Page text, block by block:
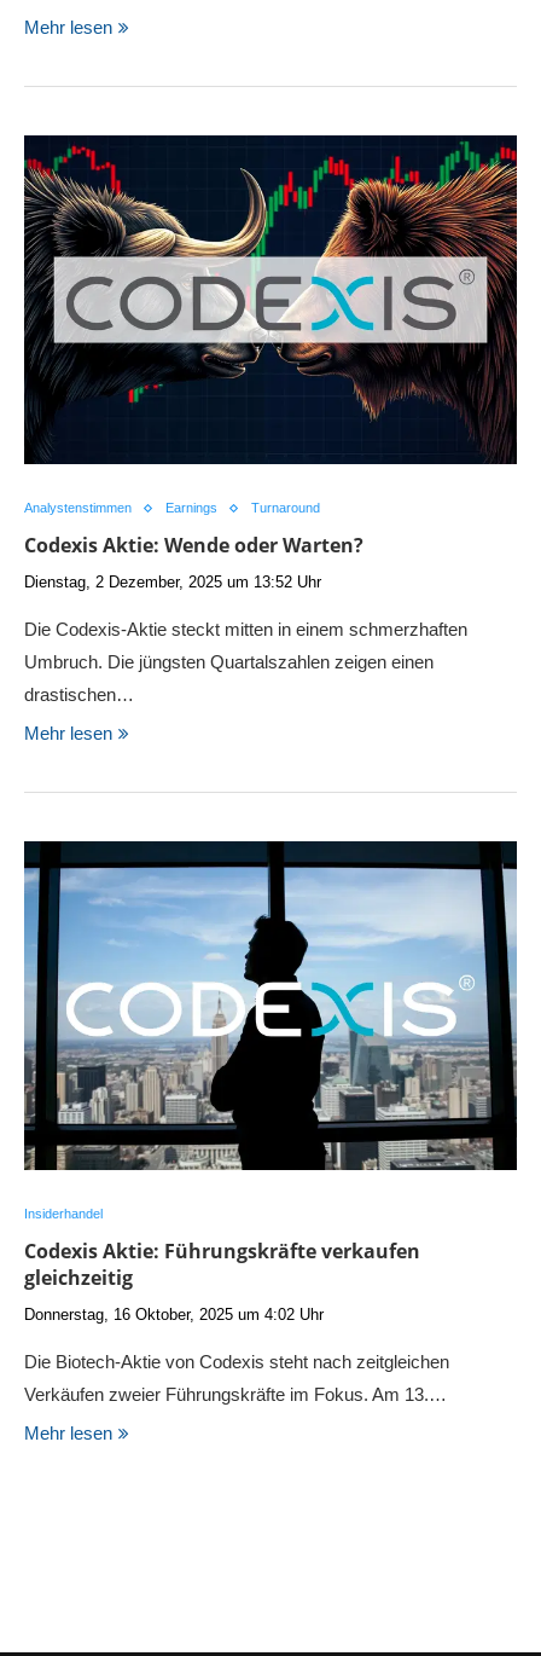
Mehr lesen
Analystenstimmen Earnings Turnaround
Codexis Aktie: Wende oder Warten?
Dienstag, 2 Dezember, 2025 um 13:52 Uhr
Die Codexis-Aktie steckt mitten in einem schmerzhaften
Umbruch. Die jüngsten Quartalszahlen zeigen einen
drastischen…
Mehr lesen
Insiderhandel
Codexis Aktie: Führungskräfte verkaufen
gleichzeitig
Donnerstag, 16 Oktober, 2025 um 4:02 Uhr
Die Biotech-Aktie von Codexis steht nach zeitgleichen
Verkäufen zweier Führungskräfte im Fokus. Am 13.…
Mehr lesen